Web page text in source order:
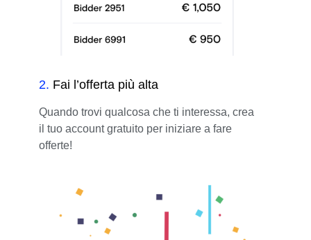
2. Fai l’offerta più alta
Quando trovi qualcosa che ti interessa, crea
il tuo account gratuito per iniziare a fare
offerte!